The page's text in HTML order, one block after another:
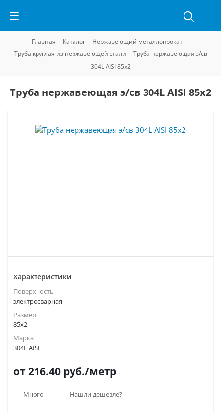
Главная - Каталог - Нержавеющий металлопрокат -
Труба круглая из нержавеющей стали - Труба нержавеющая э/св
304L AISI 85х2
Труба нержавеющая э/св 304L AISI 85х2
Характеристики
Поверхность
электросварная
Размер
85х2
Марка
304L AISI
от 216.40 руб./метр
Много Нашли дешевле?